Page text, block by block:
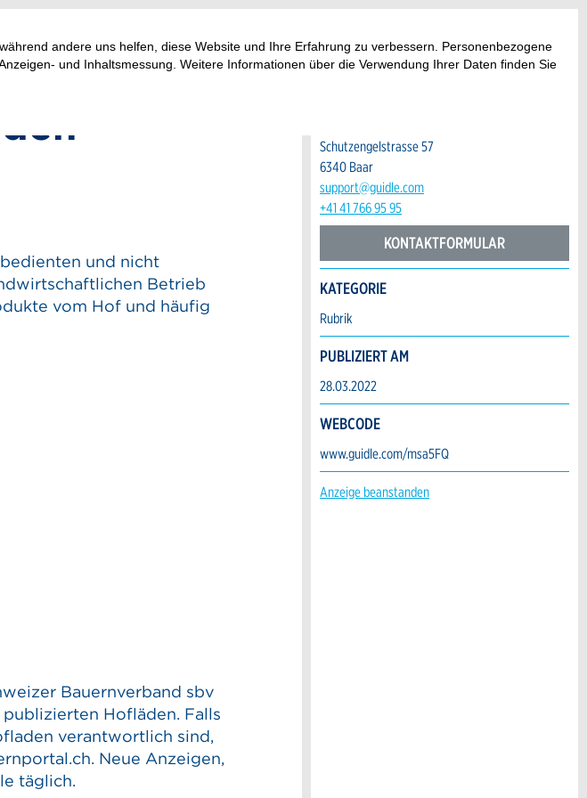
andere uns helfen, diese Website und Ihre Erfahrung zu verbessern. Personenbezogene
und Inhaltsmessung. Weitere Informationen über die Verwendung Ihrer Daten finden Sie
und nicht
Betrieb
vom Hof und häufig
Bauernverband sbv
Hofläden. Falls
verantwortlich sind,
Neue Anzeigen,
täglich.
guidle | FAQ
Schutzengelstrasse 57
6340 Baar
support@guidle.com
+41 41 766 95 95
KONTAKTFORMULAR
KATEGORIE
Rubrik
PUBLIZIERT AM
28.03.2022
WEBCODE
www.guidle.com/msa5FQ
Anzeige beanstanden